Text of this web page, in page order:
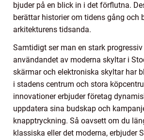
bjuder på en blick in i det förflutna.
berättar historier om tidens gång och
arkitekturens tidsanda.
Samtidigt ser man en stark progressiv
användandet av moderna skyltar i
skärmar och elektroniska skyltar har
i stadens centrum och stora
innovationer erbjuder företag
uppdatera sina budskap och
knapptryckning. Så oavsett om du
klassiska eller det moderna, erbjuder